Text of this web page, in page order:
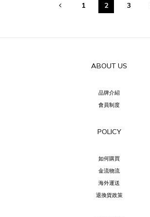
1 2 3
ABOUT US
品牌介紹
會員制度
POLICY
如何購買
金流物流
海外運送
退換貨政策